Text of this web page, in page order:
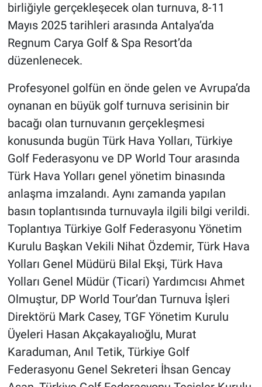
birliğiyle gerçekleşecek olan turnuva, 8-11
Mayıs 2025 tarihleri arasında Antalya’da
Regnum Carya Golf & Spa Resort’da
düzenlenecek.
Profesyonel golfün en önde gelen ve Avrupa’da
oynanan en büyük golf turnuva serisinin bir
bacağı olan turnuvanın gerçekleşmesi
konusunda bugün Türk Hava Yolları, Türkiye
Golf Federasyonu ve DP World Tour arasında
Türk Hava Yolları genel yönetim binasında
anlaşma imzalandı. Aynı zamanda yapılan
basın toplantısında turnuvayla ilgili bilgi verildi.
Toplantıya Türkiye Golf Federasyonu Yönetim
Kurulu Başkan Vekili Nihat Özdemir, Türk Hava
Yolları Genel Müdürü Bilal Ekşi, Türk Hava
Yolları Genel Müdür (Ticari) Yardımcısı Ahmet
Olmuştur, DP World Tour’dan Turnuva İşleri
Direktörü Mark Casey, TGF Yönetim Kurulu
Üyeleri Hasan Akçakayalıoğlu, Murat
Karaduman, Anıl Tetik, Türkiye Golf
Federasyonu Genel Sekreteri İhsan Gencay